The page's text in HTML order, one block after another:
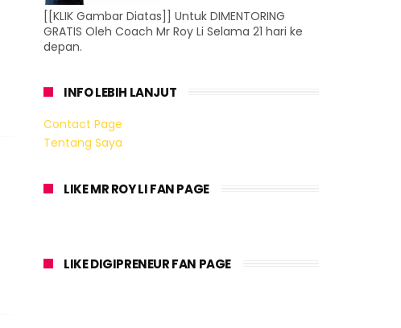
[[KLIK Gambar Diatas]] Untuk DIMENTORING
GRATIS Oleh Coach Mr Roy Li Selama 21 hari ke
depan.
INFO LEBIH LANJUT
Contact Page
Tentang Saya
LIKE MR ROY LI FAN PAGE
LIKE DIGIPRENEUR FAN PAGE